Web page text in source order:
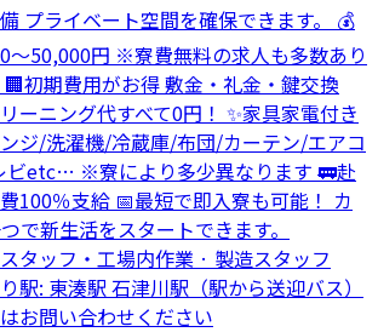
プライベート空間を確保できます。 💰
～50,000円 ※寮費無料の求人も多数あり
🏢初期費用がお得 敷金・礼金・鍵交換
ーニング代すべて0円！ ✨家具家電付き
ジ/洗濯機/冷蔵庫/布団/カーテン/エアコ
ビetc… ※寮により多少異なります 🚃赴
100％支給 📅最短で即入寮も可能！ カ
で新生活をスタートできます。
タッフ・工場内作業 · 製造スタッフ
駅: 東湊駅 石津川駅（駅から送迎バス）
お問い合わせください